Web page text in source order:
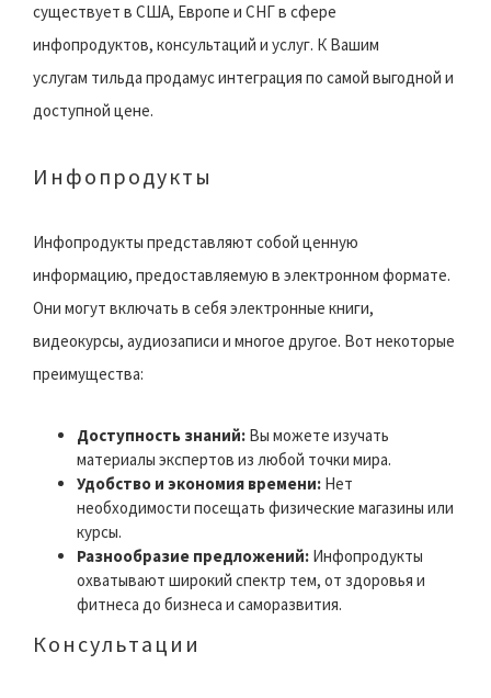
существует в США, Европе и СНГ в сфере
инфопродуктов, консультаций и услуг. К Вашим
услугам тильда продамус интеграция по самой выгодной и
доступной цене.
Инфопродукты
Инфопродукты представляют собой ценную
информацию, предоставляемую в электронном формате.
Они могут включать в себя электронные книги,
видеокурсы, аудиозаписи и многое другое. Вот некоторые
преимущества:
Доступность знаний: Вы можете изучать
материалы экспертов из любой точки мира.
Удобство и экономия времени: Нет
необходимости посещать физические магазины или
курсы.
Разнообразие предложений: Инфопродукты
охватывают широкий спектр тем, от здоровья и
фитнеса до бизнеса и саморазвития.
Консультации